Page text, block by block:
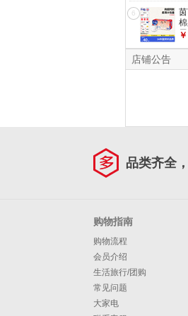
6
￥
店铺公告
品类齐全
购物指南
购物流程
会员介绍
生活旅行/团购
常见问题
大家电